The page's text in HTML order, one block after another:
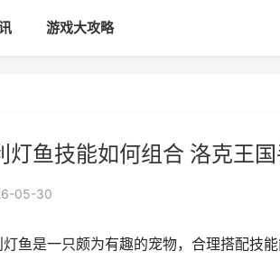
游戏大攻略
灯鱼技能如何组合 洛克王
05-30
鱼是一只颇为有趣的宠物，合理搭配技